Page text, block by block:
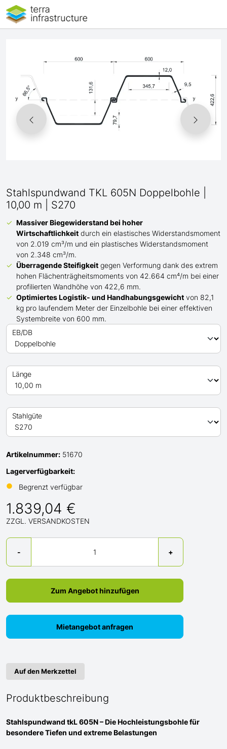
Stahlspundwand TKL 605N Doppelbohle |
10,00 m | S270
Massiver Biegewiderstand bei hoher
Wirtschaftlichkeit durch ein elastisches Widerstandsmoment
von 2.019 cm³/m und ein plastisches Widerstandsmoment
von 2.348 cm³/m.
Überragende Steifigkeit gegen Verformung dank des extrem
hohen Flächenträgheitsmoments von 42.664 cm⁴/m bei einer
profilierten Wandhöhe von 422,6 mm.
Optimiertes Logistik- und Handhabungsgewicht von 82,1
kg pro laufendem Meter der Einzelbohle bei einer effektiven
Systembreite von 600 mm.
EB/DB
Länge
Stahlgüte
Artikelnummer: 51670
Lagerverfügbarkeit:
●
Begrenzt verfügbar
1.839,04 €
ZZGL. VERSANDKOSTEN
-
Menge
+
Zum Angebot hinzufügen
Mietangebot anfragen
Auf den Merkzettel
Produktbeschreibung
Stahlspundwand tkL 605N – Die Hochleistungsbohle für
besondereTiefen und extreme Belastungen